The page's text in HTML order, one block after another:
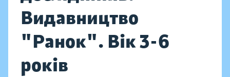
Видавництво
"Ранок". Вік 3-6
років